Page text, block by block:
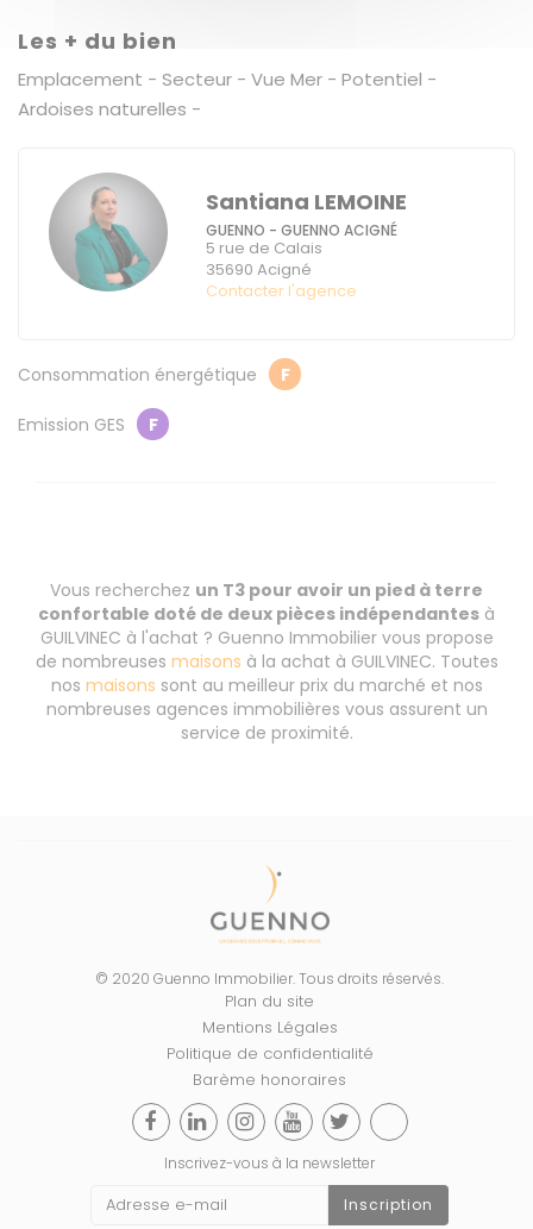
Les + du bien
Emplacement - Secteur - Vue Mer - Potentiel -
Ardoises naturelles -
Santiana LEMOINE
GUENNO - GUENNO ACIGNÉ
5 rue de Calais
35690 Acigné
Contacter l'agence
Consommation énergétique F
Emission GES F
Vous recherchez un T3 pour avoir un pied à terre
confortable doté de deux pièces indépendantes à
GUILVINEC à l'achat ? Guenno Immobilier vous propose
de nombreuses maisons à la achat à GUILVINEC. Toutes
nos maisons sont au meilleur prix du marché et nos
nombreuses agences immobilières vous assurent un
service de proximité.
© 2020 Guenno Immobilier. Tous droits réservés.
Plan du site
Mentions Légales
Politique de confidentialité
Barème honoraires
Inscrivez-vous à la newsletter
Inscription